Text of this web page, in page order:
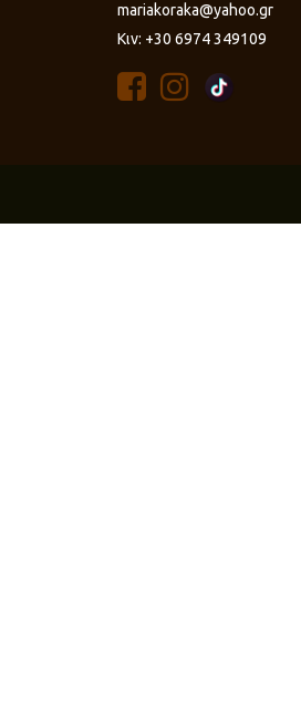
mariakoraka@yahoo.gr
Κιν: +30 6974 349109